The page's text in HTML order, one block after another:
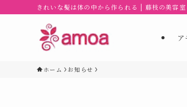
きれいな髪は体の中から作られる | 藤枝の美容室
ホーム お知らせ